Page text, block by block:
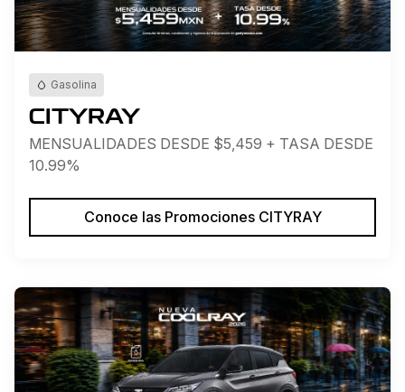
Gasolina
CITYRAY
MENSUALIDADES DESDE $5,459 + TASA DESDE
10.99%
Conoce las Promociones CITYRAY